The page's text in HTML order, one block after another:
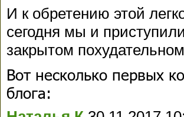
И к обретению этой
сегодня мы и
закрытом
Вот несколько первых
блога: